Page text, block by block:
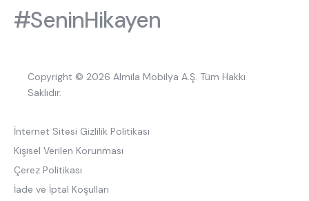
#SeninHikayen
Copyright © 2026 Almila Mobilya A.Ş. Tüm Hakkı
Saklıdır.
İnternet Sitesi Gizlilik Politikası
Kişisel Verilen Korunması
Çerez Politikası
İade ve İptal Koşulları